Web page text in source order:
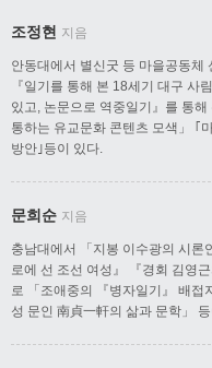
조정현 지음
안동대에서 별신굿 등 마을공동체
『일기를 통해 본 18세기 대구 사
있고, 논문으로 역중일기』를 통
통하는 유교문화 콘텐츠 모색」 ｢
방안｣등이 있다.
문희순 지음
충남대에서 「지봉 이수광의 시론
로에 선 조선 여성』 『경회 김영
로 「조애중의 『병자일기』 배접
성 문인 南貞一軒의 삶과 문학」